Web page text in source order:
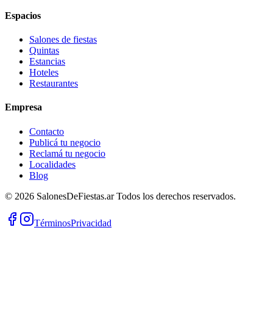
Espacios
Salones de fiestas
Quintas
Estancias
Hoteles
Restaurantes
Empresa
Contacto
Publicá tu negocio
Reclamá tu negocio
Localidades
Blog
© 2026 SalonesDeFiestas.arTodos los derechos reservados.
TérminosPrivacidad